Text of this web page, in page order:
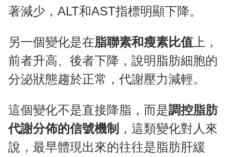
著減少，ALT和AST指標明顯下降。
另一個變化是在脂聯素和瘦素比值 上，
前者升高、後者下降，說明脂肪細胞的
分泌狀態趨於正常，代謝壓力減輕。
這個變化不是直接降脂，而是調控脂肪
代謝分佈的信號機制 ，這類變化對人來
說，最早體現出來的往往是脂肪肝緩